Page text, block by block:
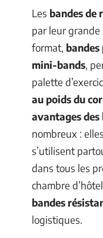
Les bandes de
par leur grande
format,
mini-bands,
palette
au poids du
avantages des
nombreux :
s’utilisent
dans tous les
chambre
bandes
logistiques.